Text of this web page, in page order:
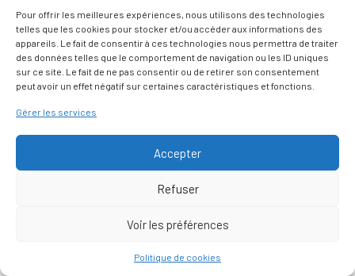
Pour offrir les meilleures expériences, nous utilisons des technologies
telles que les cookies pour stocker et/ou accéder aux informations des
appareils. Le fait de consentir à ces technologies nous permettra de traiter
des données telles que le comportement de navigation ou les ID uniques
sur ce site. Le fait de ne pas consentir ou de retirer son consentement
peut avoir un effet négatif sur certaines caractéristiques et fonctions.
Gérer les services
Accepter
Refuser
Voir les préférences
Politique de cookies